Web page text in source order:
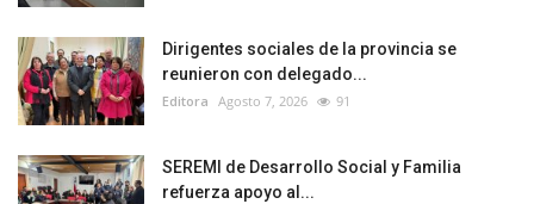
Dirigentes sociales de la provincia se
reunieron con delegado...
Editora Agosto 7, 2026 91
SEREMI de Desarrollo Social y Familia
refuerza apoyo al...